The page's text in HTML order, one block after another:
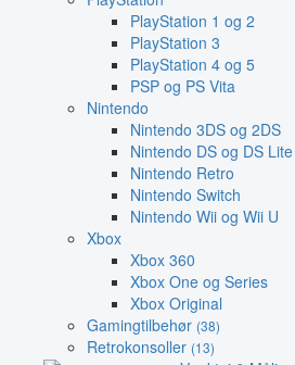
PlayStation 1 og 2
PlayStation 3
PlayStation 4 og 5
PSP og PS Vita
Nintendo
Nintendo 3DS og 2DS
Nintendo DS og DS Lite
Nintendo Retro
Nintendo Switch
Nintendo Wii og Wii U
Xbox
Xbox 360
Xbox One og Series
Xbox Original
Gamingtilbehør (38)
Retrokonsoller (13)